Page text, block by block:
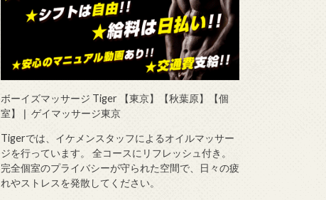
ボーイズマッサージ Tiger 【東京】【秋葉原】【個
室】❘ ゲイマッサージ東京
Tigerでは、イケメンスタッフによるオイルマッサー
ジを行っています。 全コースにリフレッシュ付き。
完全個室のプライバシーが守られた空間で、日々の疲
れやストレスを発散してください。